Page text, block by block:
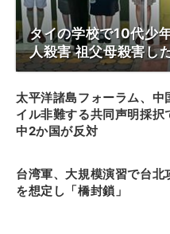
タイの学校で10代少
人殺害 祖父母殺害し
太平洋諸島フォーラム、中
イル非難する共同声明採択
中2か国が反対
台湾軍、大規模演習で台北
を想定し「橋封鎖」